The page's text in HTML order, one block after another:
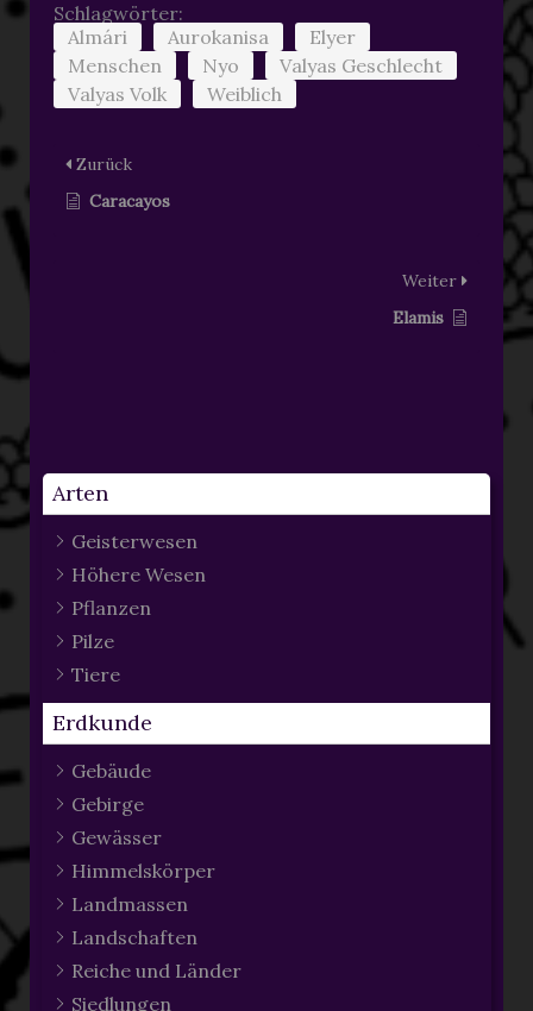
Arten
Geisterwesen
Höhere Wesen
Pflanzen
Pilze
Tiere
Erdkunde
Gebäude
Gebirge
Gewässer
Himmelskörper
Landmassen
Landschaften
Reiche und Länder
Siedlungen
Schlagwörter:
Almári
Aurokanisa
Elyer
Menschen
Nyo
Valyas Geschlecht
Valyas Volk
Weiblich
Zurück
Caracayos
Weiter
Elamis